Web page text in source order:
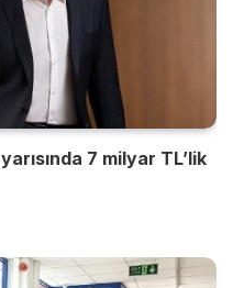
7 milyar TL’lik